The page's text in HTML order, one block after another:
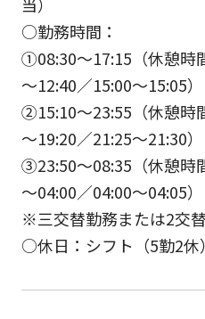
○勤務時間：
①08:30～17:15（休憩
～12:40／15:00～15:05）
②15:10～23:55（休憩
～19:20／21:25～21:30）
③23:50～08:35（休憩
～04:00／04:00～04:05）
※三交替勤務または2交替
○休日：シフト（5勤2休）